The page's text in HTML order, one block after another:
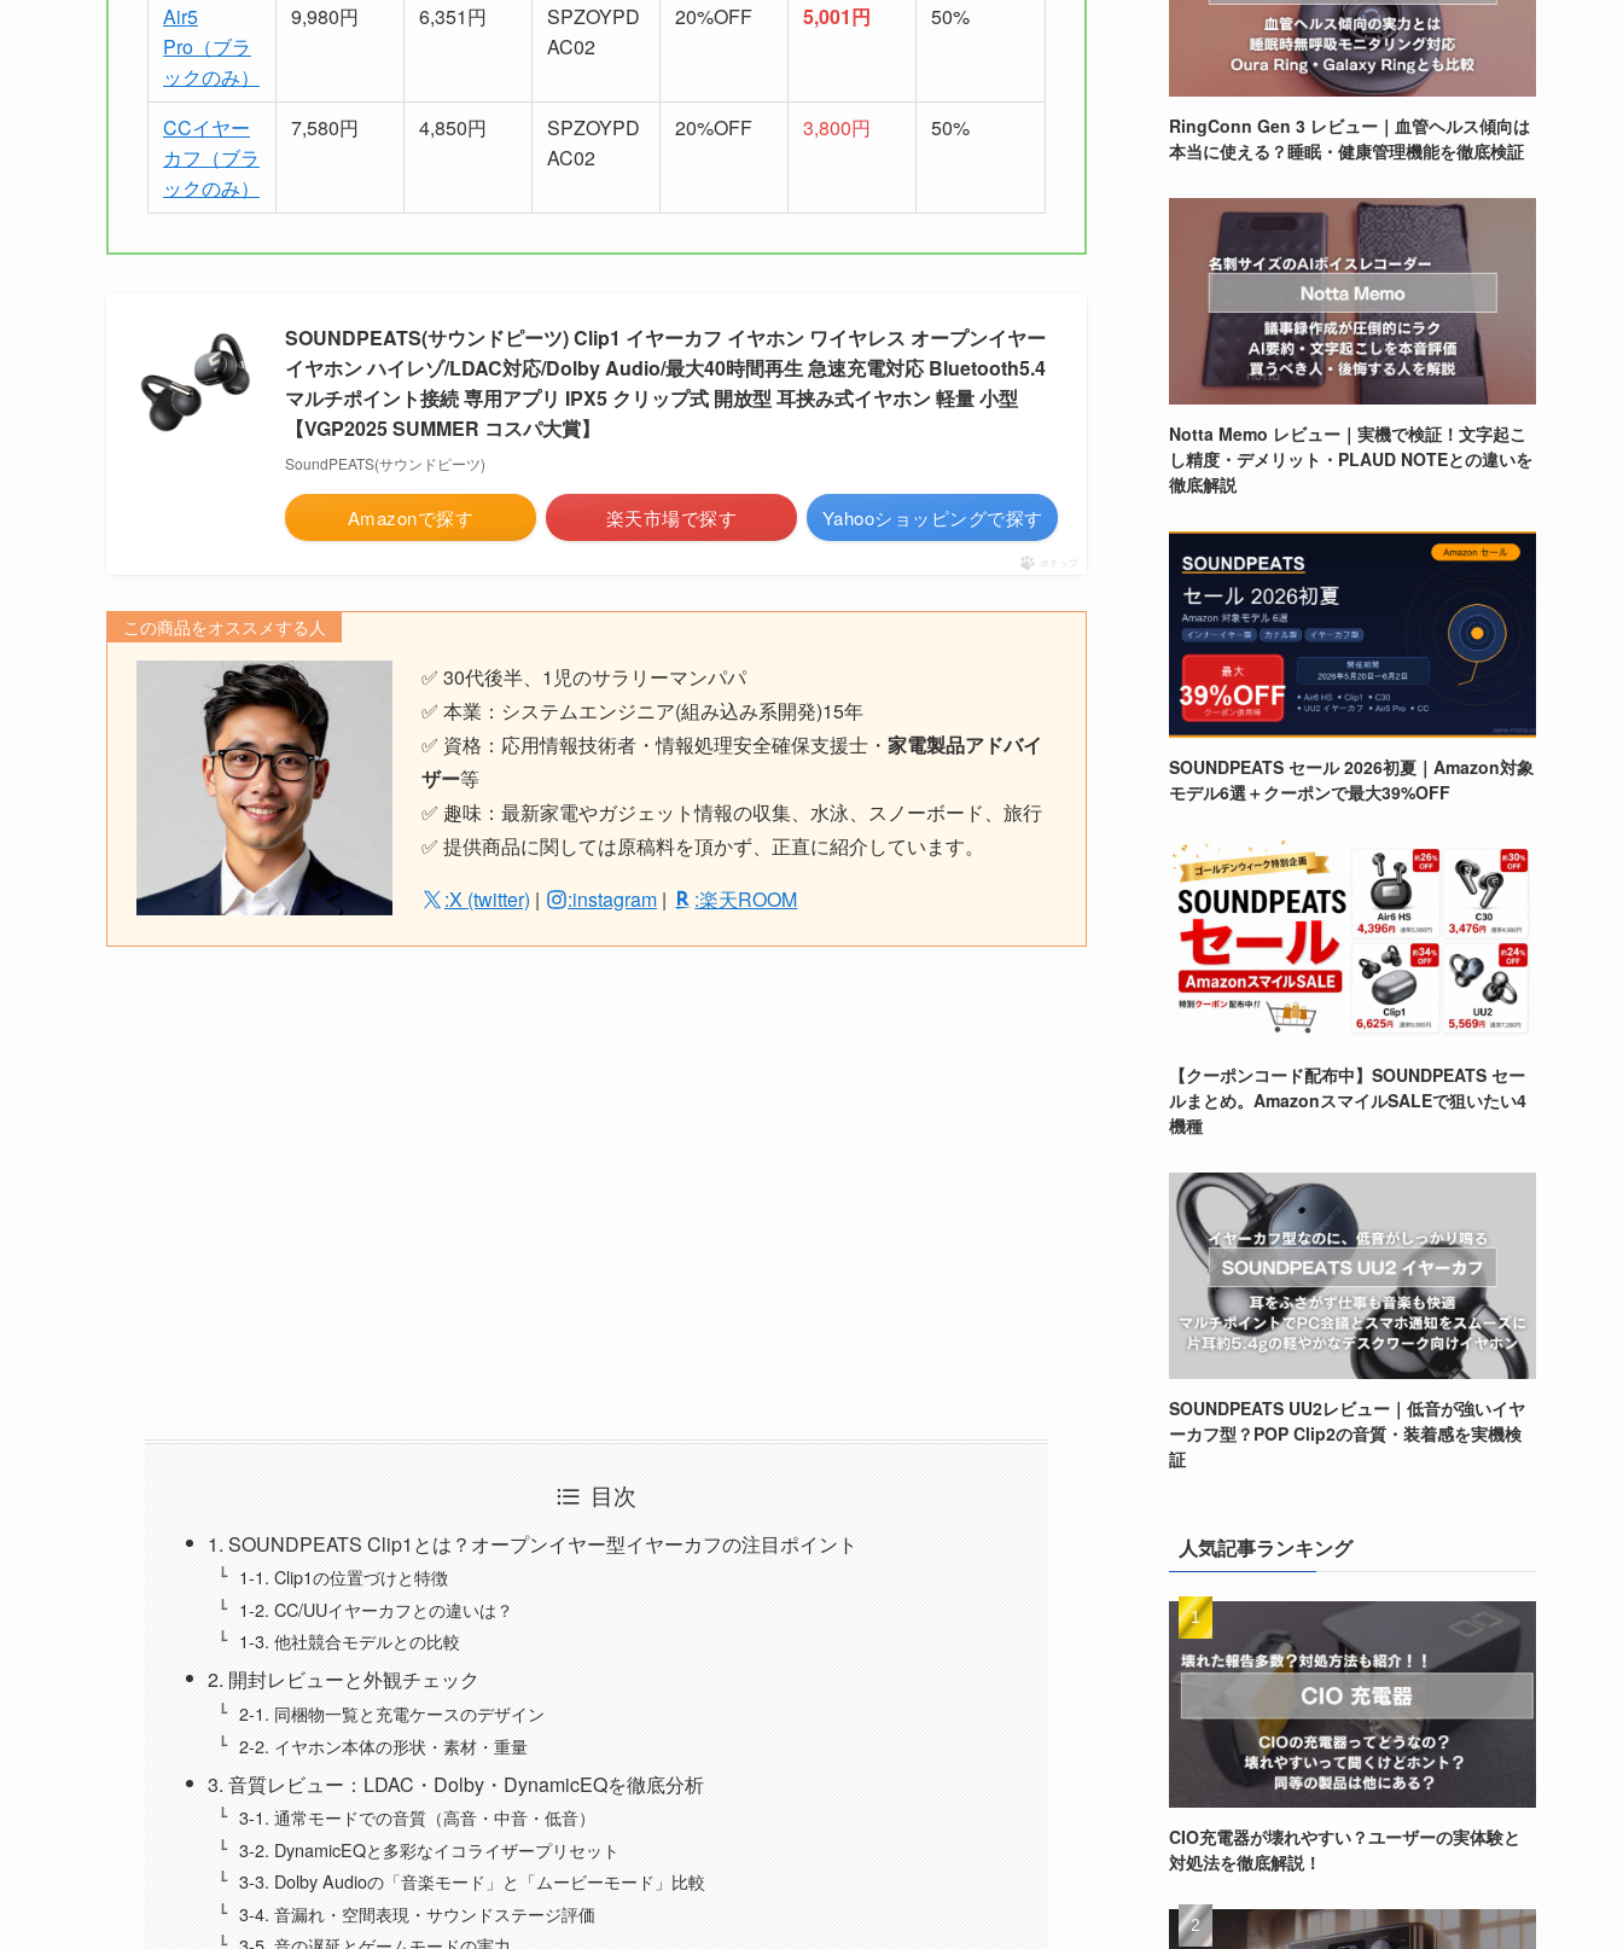
Air5
Pro（ブラ
ックのみ）
9,980円 6,351円
SPZOYPD
AC02
20%OFF 5,001円 50%
CCイヤー
カフ（ブラ
ックのみ）
7,580円 4,850円
SPZOYPD
AC02
20%OFF 3,800円 50%
SOUNDPEATS(サウンドピーツ) Clip1 イヤーカフ イヤホン ワイヤレス オープンイヤー
イヤホン ハイレゾ/LDAC対応/Dolby Audio/最大40時間再生 急速充電対応 Bluetooth5.4
マルチポイント接続 専用アプリ IPX5 クリップ式 開放型 耳挟み式イヤホン 軽量 小型
【VGP2025 SUMMER コスパ大賞】
SoundPEATS(サウンドピーツ)
Amazonで探す 楽天市場で探す Yahooショッピングで探す
ポチップ
この商品をオススメする人
✅ 30代後半、1児のサラリーマンパパ
✅ 本業：システムエンジニア(組み込み系開発)15年
✅ 資格：応用情報技術者・情報処理安全確保支援士・ 家電製品アドバイ
ザー等
✅ 趣味：最新家電やガジェット情報の収集、水泳、スノーボード、旅行
✅ 提供商品に関しては原稿料を頂かず、正直に紹介しています。
:X (twitter) | :instagram | :楽天ROOM
目次
1. SOUNDPEATS Clip1とは？オープンイヤー型イヤーカフの注目ポイント
1-1. Clip1の位置づけと特徴
1-2. CC/UUイヤーカフとの違いは？
1-3. 他社競合モデルとの比較
2. 開封レビューと外観チェック
2-1. 同梱物一覧と充電ケースのデザイン
2-2. イヤホン本体の形状・素材・重量
3. 音質レビュー：LDAC・Dolby・DynamicEQを徹底分析
3-1. 通常モードでの音質（高音・中音・低音）
3-2. DynamicEQと多彩なイコライザープリセット
3-3. Dolby Audioの「音楽モード」と「ムービーモード」比較
3-4. 音漏れ・空間表現・サウンドステージ評価
RingConn Gen 3 レビュー｜血管ヘルス傾向は
本当に使える？睡眠・健康管理機能を徹底検証
Notta Memo レビュー｜実機で検証！文字起こ
し精度・デメリット・PLAUD NOTEとの違いを
徹底解説
SOUNDPEATS セール 2026初夏｜Amazon対象
モデル6選＋クーポンで最大39%OFF
【クーポンコード配布中】SOUNDPEATS セー
ルまとめ。AmazonスマイルSALEで狙いたい4
機種
SOUNDPEATS UU2レビュー｜低音が強いイヤ
ーカフ型？POP Clip2の音質・装着感を実機検
証
人気記事ランキング
CIO充電器が壊れやすい？ユーザーの実体験と
対処法を徹底解説！